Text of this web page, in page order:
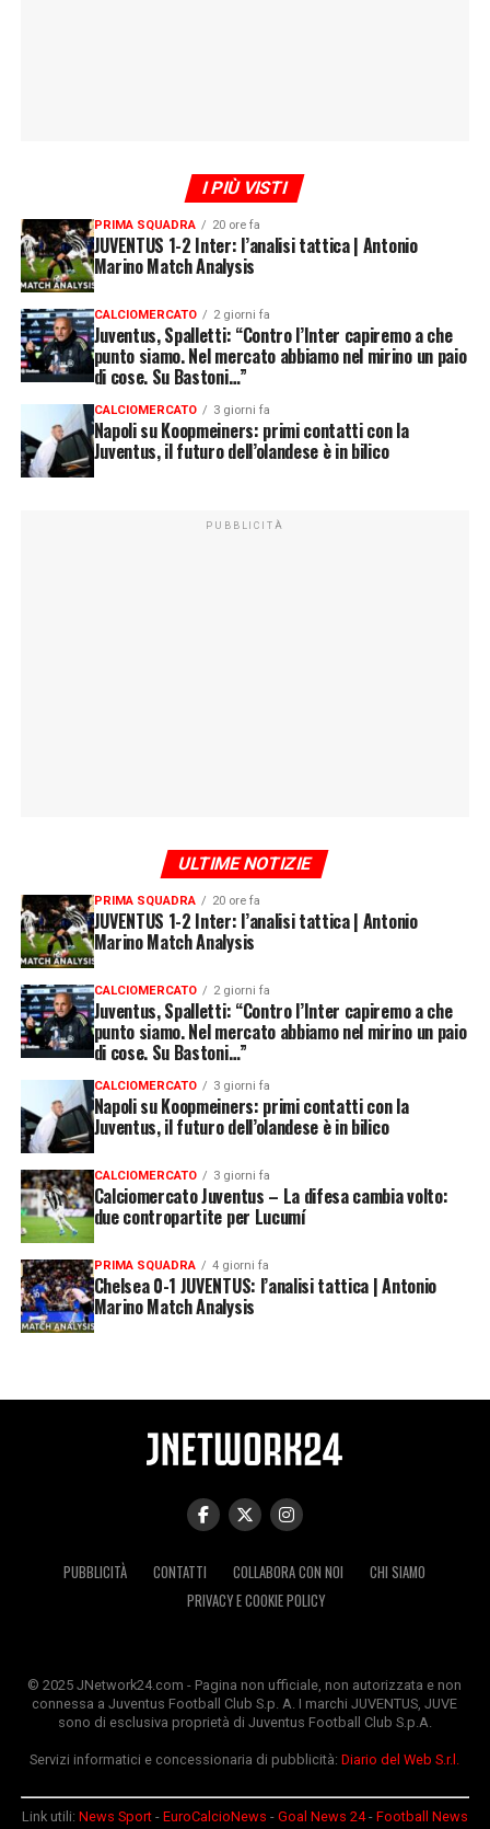
I PIÙ VISTI
PRIMA SQUADRA 20 ore fa
JUVENTUS 1-2 Inter: l’analisi tattica | Antonio
Marino Match Analysis
CALCIOMERCATO 2 giorni fa
Juventus, Spalletti: “Contro l’Inter capiremo a che
punto siamo. Nel mercato abbiamo nel mirino un paio
di cose. Su Bastoni…”
CALCIOMERCATO 3 giorni fa
Napoli su Koopmeiners: primi contatti con la
Juventus, il futuro dell’olandese è in bilico
PUBBLICITÀ
ULTIME NOTIZIE
PRIMA SQUADRA 20 ore fa
JUVENTUS 1-2 Inter: l’analisi tattica | Antonio
Marino Match Analysis
CALCIOMERCATO 2 giorni fa
Juventus, Spalletti: “Contro l’Inter capiremo a che
punto siamo. Nel mercato abbiamo nel mirino un paio
di cose. Su Bastoni…”
CALCIOMERCATO 3 giorni fa
Napoli su Koopmeiners: primi contatti con la
Juventus, il futuro dell’olandese è in bilico
CALCIOMERCATO 3 giorni fa
Calciomercato Juventus – La difesa cambia volto:
due contropartite per Lucumí
PRIMA SQUADRA 4 giorni fa
Chelsea 0-1 JUVENTUS: l’analisi tattica | Antonio
Marino Match Analysis
PUBBLICITÀ CONTATTI COLLABORA CON NOI
CHI SIAMO
PRIVACY E COOKIE POLICY
© 2025 JNetwork24.com - Pagina non ufficiale, non autorizzata e non
connessa a Juventus Football Club S.p. A. I marchi JUVENTUS, JUVE
sono di esclusiva proprietà di Juventus Football Club S.p.A.
Servizi informatici e concessionaria di pubblicità:Diario del Web S.r.l.
Link utili: News Sport- EuroCalcioNews - Goal News 24- Football News